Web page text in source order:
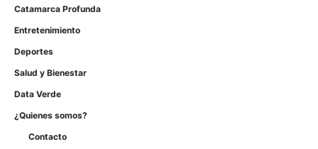
Catamarca Profunda
Entretenimiento
Deportes
Salud y Bienestar
Data Verde
¿Quienes somos?
Contacto